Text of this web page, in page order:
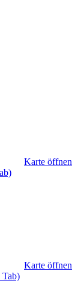
Karte öffnen
Karte öffnen
Tab)